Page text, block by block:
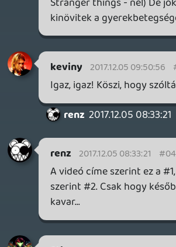
CoolCat 2017.12.04 12:53:04
CoolCat 2017.12.04 12:53:04 #045ka
nagyon bejött
keviny 2017.12.04 12:52:17 #045k9
Hehe, igen, ha valami kretén dolog megy,
akkor az jóeséllyel én leszek. 😃
Rick Dangerous 2017.12.04 12:40:02